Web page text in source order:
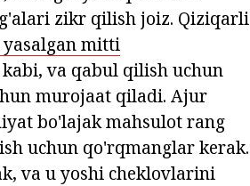
zikr qilish joiz. Qiziqarli
mitti
va qabul qilish uchun
murojaat qiladi. Ajur
bo'lajak mahsulot rang
uchun qo'rqmanglar kerak.
va u yoshi cheklovlarini